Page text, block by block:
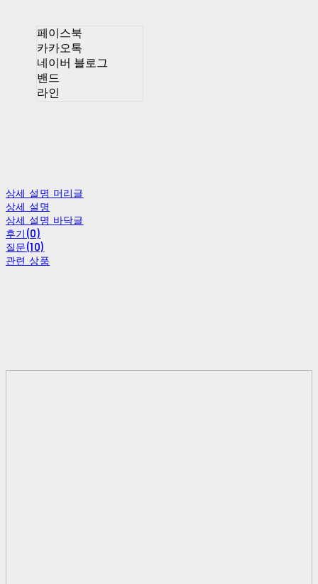
페이스북
카카오톡
네이버 블로그
밴드
라인
상세 설명 머리글
상세 설명
상세 설명 바닥글
후기(0)
질문(10)
관련 상품